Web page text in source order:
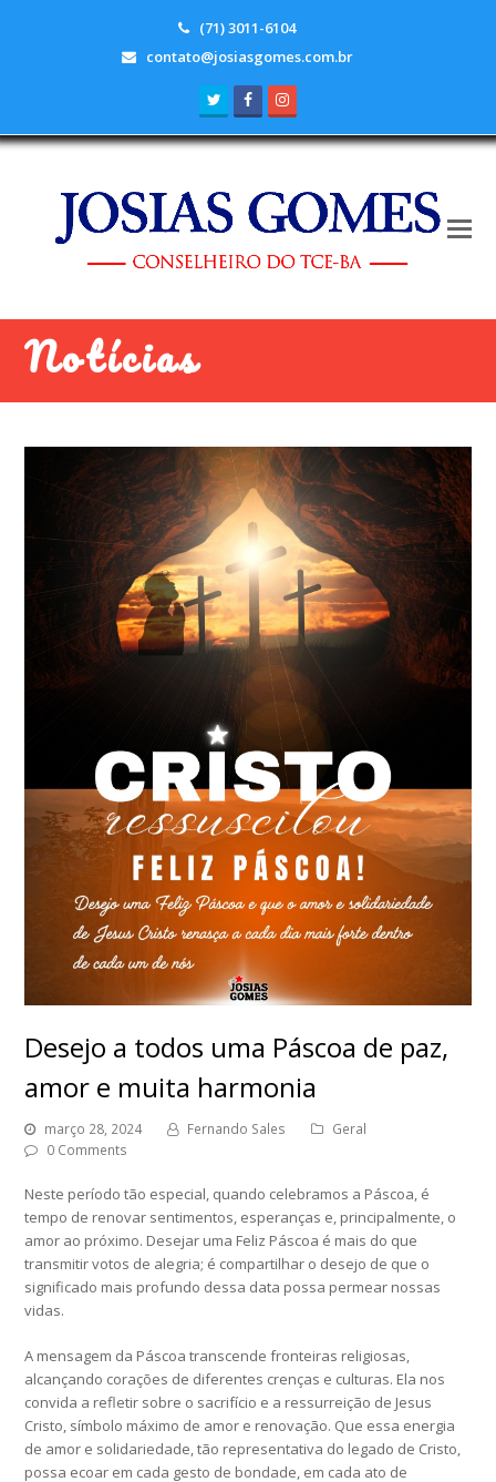
(71) 3011-6104
contato@josiasgomes.com.br
TwitterFacebook
Notícias
Desejo a todos uma Páscoa de paz,
amor e muita harmonia
março 28, 2024 Fernando Sales
Geral
0 Comments
Neste período tão especial, quando celebramos a Páscoa, é
tempo de renovar sentimentos, esperanças e, principalmente, o
amor ao próximo. Desejar uma Feliz Páscoa é mais do que
transmitir votos de alegria; é compartilhar o desejo de que o
significado mais profundo dessa data possa permear nossas
vidas.
A mensagem da Páscoa transcende fronteiras religiosas,
alcançando corações de diferentes crenças e culturas. Ela nos
convida a refletir sobre o sacrifício e a ressurreição de Jesus
Cristo, símbolo máximo de amor e renovação. Que essa energia
de amor e solidariedade, tão representativa do legado de Cristo,
possa ecoar em cada gesto de bondade, em cada ato de